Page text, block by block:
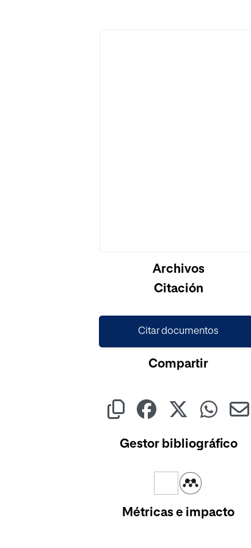
Archivos
Citación
Citar documentos
Compartir
Gestor bibliográfico
Métricas e impacto